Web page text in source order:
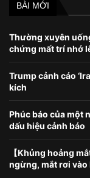
BÀI MỚI
Thường xuyên
chứng mất trí nhớ
Trump cảnh cáo
kích
Phúc báo của một
dấu hiệu cảnh báo
【Khủng hoảng
ngừng, mắt rơi vào